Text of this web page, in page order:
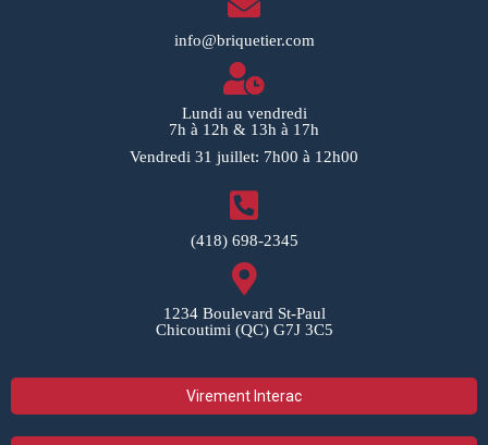
info@briquetier.com
Lundi au vendredi
7h à 12h & 13h à 17h
Vendredi 31 juillet: 7h00 à 12h00
(418) 698-2345
1234 Boulevard St-Paul
Chicoutimi (QC) G7J 3C5
Virement Interac